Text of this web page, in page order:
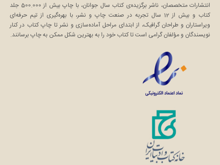
انتشارات متخصصان، ناشر برگزیده‌ی کتاب سال جوانان، با چاپ بیش از 500.000 جلد
کتاب و بیش از 12 سال تجربه در صنعت چاپ و نشر، با بهره‌گیری از تیم حرفه‌ای
ویراستاران و طراحان گرافیک، از ابتدای مراحل آماده‌سازی و نشر تا چاپ کتاب در کنار
نویسندگان و مؤلفان گرامی است تا کتاب خود را به بهترین شکل ممکن به چاپ برسانند.